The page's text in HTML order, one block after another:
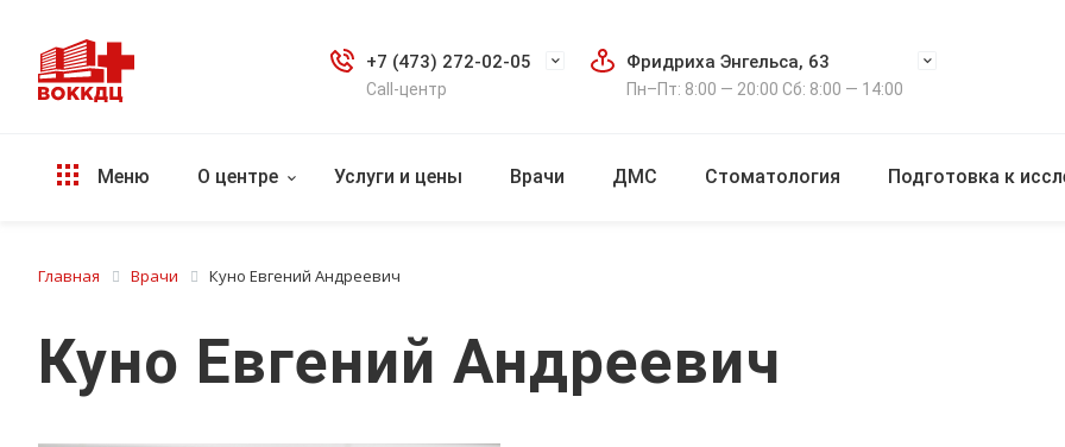
+7 (473) 272-02-05
Call-центр
Фридриха Энгельса, 63
Пн–Пт: 8:00 — 20:00 Сб: 8:00 — 14:00
Меню О центре Услуги и цены Врачи ДМС Стоматология Подготовка к
Главная Врачи Куно Евгений Андреевич
Куно Евгений Андреевич